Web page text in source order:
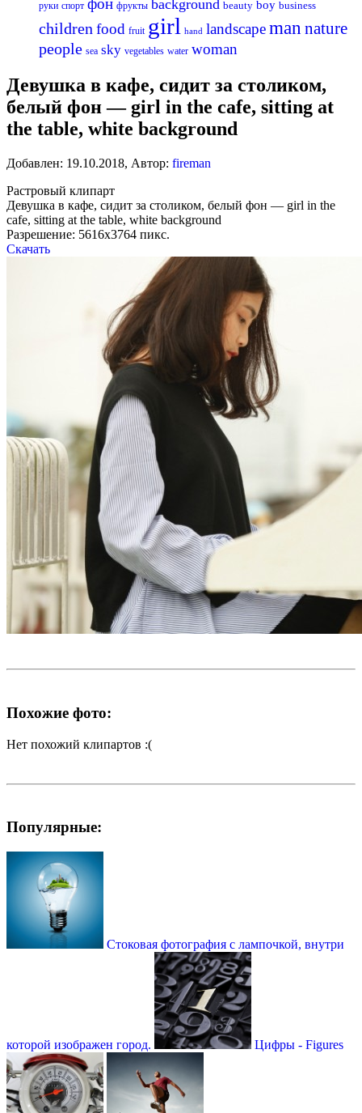
руки спорт фон фрукты background beauty boy business
childrenfood fruit girl hand landscapeman nature
people sea sky vegetables water woman
Девушка в кафе, сидит за столиком,
белый фон — girl in the cafe, sitting at
the table, white background
Добавлен: 19.10.2018, Автор: fireman
Растровый клипарт
Девушка в кафе, сидит за столиком, белый фон — girl in the
cafe, sitting at the table, white background
Разрешение: 5616х3764 пикс.
Скачать
Похожие фото:
Нет похожий клипартов :(
Популярные:
Стоковая фотография с лампочкой, внутри
которой изображен город. Цифры - Figures